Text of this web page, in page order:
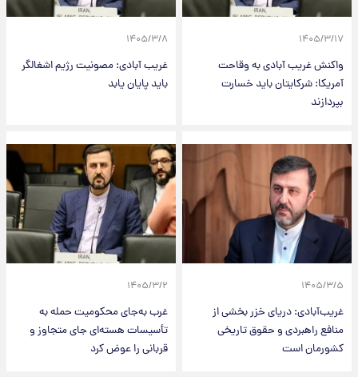
۱۴۰۵/۳/۱۷
واکنش غریب آبادی به وقاحت
آمریکا: شرکایتان باید خسارت
بپردازند
۱۴۰۵/۳/۸
غریب آبادی: مصونیت رژیم اشغالگر
باید پایان یابد
۱۴۰۵/۳/۵
غریب‌آبادی: دریای خزر بخشی از
منافع راهبردی و حقوق تاریخی
کشورمان است
۱۴۰۵/۳/۲
غرب به‌جای محکومیت حمله به
تأسیسات هسته‌ای جای متجاوز و
قربانی را عوض کرد